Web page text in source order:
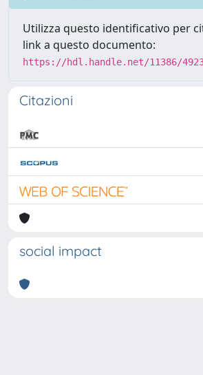
Utilizza questo identificativo per
link a questo documento:
https://hdl.handle.net/11386/
Citazioni
social impact